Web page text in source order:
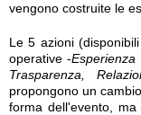
vengono costruite le
Le 5 azioni
operative -
Trasparenza,
propongono un
forma dell'evento,